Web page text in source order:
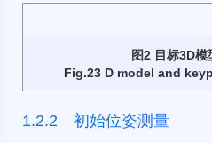
图2 目标3D模
Fig.23 D model and
1.2.2 初始位姿测量